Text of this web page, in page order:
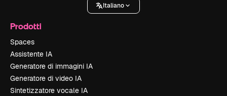
Italiano
Prodotti
Spaces
Assistente IA
Generatore di immagini IA
Generatore di video IA
Sintetizzatore vocale IA